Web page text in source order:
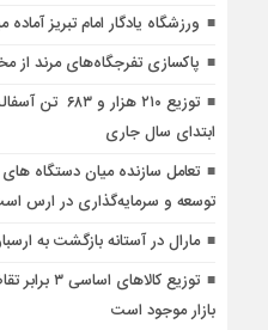
ورزشگاه یادگار امام تبریز
پاکسازی تفرجگاه‌های مرند از
ابتدای سال جاری
تعامل سازنده میان دستگاه‌
توسعه و سرمایه‌گذاری در ارس
مارال در آستانه بازگشت به
توزیع
بازار موجود است